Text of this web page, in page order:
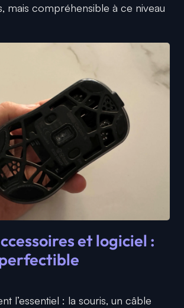
mais compréhensible à ce niveau
et logiciel :
l’essentiel : la souris, un câble